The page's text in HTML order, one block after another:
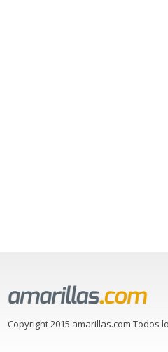
Copyright 2015 amarillas.com Todos